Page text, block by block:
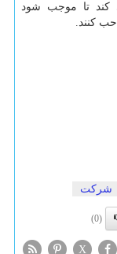
كند تا موجب شود
كنند.
شركت
(0)
X